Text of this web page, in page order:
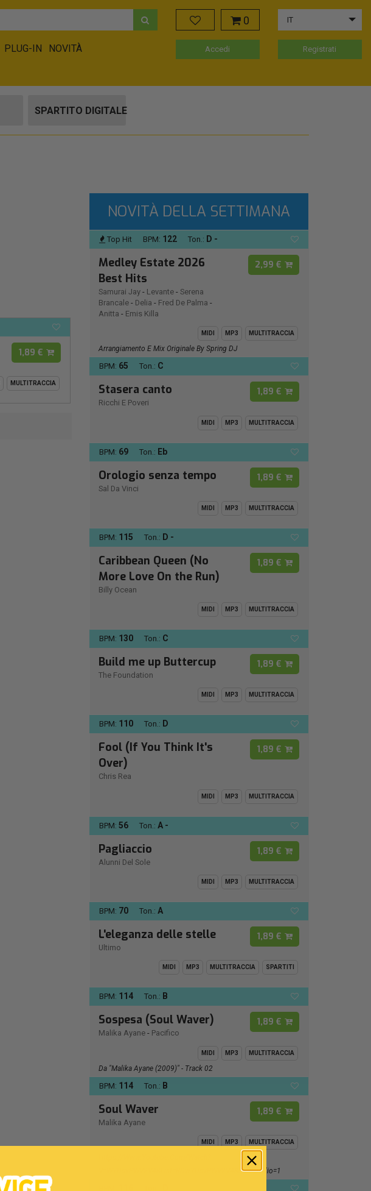
PLUG-IN
NOVITÀ
0 IT
Accedi Registrati
SPARTITO DIGITALE
1,89 €
MULTITRACCIA
NOVITÀ DELLA SETTIMANA
Top Hit BPM: 122 Ton.: D -
Medley Estate 2026
Best Hits
Samurai Jay - Levante - Serena
Brancale - Delia - Fred De Palma -
Anitta - Emis Killa
2,99 €
MIDI MP3 MULTITRACCIA
Arrangiamento E Mix Originale By Spring DJ
BPM: 65 Ton.: C
Stasera canto
Ricchi E Poveri
1,89 €
MIDI MP3 MULTITRACCIA
BPM: 69 Ton.: Eb
Orologio senza tempo
Sal Da Vinci
1,89 €
MIDI MP3 MULTITRACCIA
BPM: 115 Ton.: D -
Caribbean Queen (No
More Love On the Run)
Billy Ocean
1,89 €
MIDI MP3 MULTITRACCIA
BPM: 130 Ton.: C
Build me up Buttercup
The Foundation
1,89 €
MIDI MP3 MULTITRACCIA
BPM: 110 Ton.: D
Fool (If You Think It's
Over)
Chris Rea
1,89 €
MIDI MP3 MULTITRACCIA
BPM: 56 Ton.: A -
Pagliaccio
Alunni Del Sole
1,89 €
MIDI MP3 MULTITRACCIA
BPM: 70 Ton.: A
L'eleganza delle stelle
Ultimo
1,89 €
MIDI MP3 MULTITRACCIA SPARTITI
BPM: 114 Ton.: B
Sospesa (Soul Waver)
Malika Ayane - Pacifico
1,89 €
MIDI MP3 MULTITRACCIA
Da "Malika Ayane (2009)" - Track 02
BPM: 114 Ton.: B
Soul Waver
Malika Ayane
1,89 €
MIDI MP3 MULTITRACCIA
V=wYDsvPWV2V4&list=RDwYDsvPWV2V4&start_radio=1